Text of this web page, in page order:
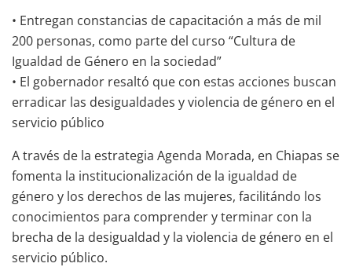
• Entregan constancias de capacitación a más de mil
200 personas, como parte del curso “Cultura de
Igualdad de Género en la sociedad”
• El gobernador resaltó que con estas acciones buscan
erradicar las desigualdades y violencia de género en el
servicio público
A través de la estrategia Agenda Morada, en Chiapas se
fomenta la institucionalización de la igualdad de
género y los derechos de las mujeres, facilitándo los
conocimientos para comprender y terminar con la
brecha de la desigualdad y la violencia de género en el
servicio público.